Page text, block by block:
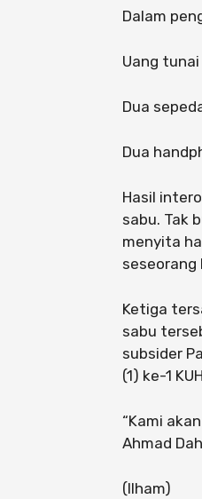
Dalam
Uang tunai
Dua
Dua
Hasil
sabu. Tak
menyita
seseorang
Ketiga
sabu
subsider
(1) ke-1
“Kami
Ahmad
(Ilham)